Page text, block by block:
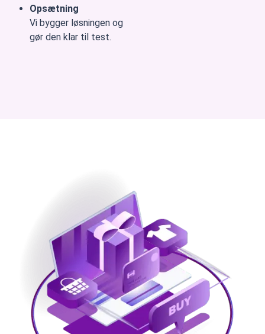
Opsætning
Vi bygger løsningen og
gør den klar til test.